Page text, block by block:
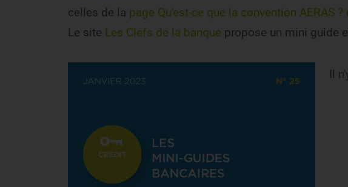
celles de la page Qu'est-ce que la convention AERAS ?
Le site Les Clefs de la banque propose un mini guide
Il